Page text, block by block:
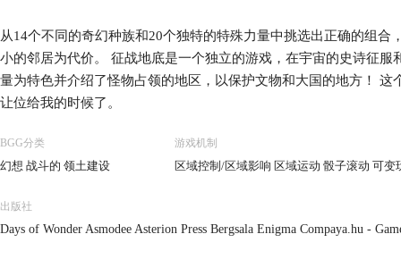
从14个不同的奇幻种族和20个独特的特殊力量中挑选出正确的组
小的邻居为代价。 征战地底是一个独立的游戏，在宇宙的史诗征
量为特色并介绍了怪物占领的地区，以保护文物和大国的地方！
让位给我的时候了。
BGG分类
幻想 战斗的 领土建设
游戏机制
区域控制/区域影响 区域运动 骰子滚动 可变
出版社
Days of Wonder Asmodee Asterion Press Bergsala Enigma Compaya.hu -